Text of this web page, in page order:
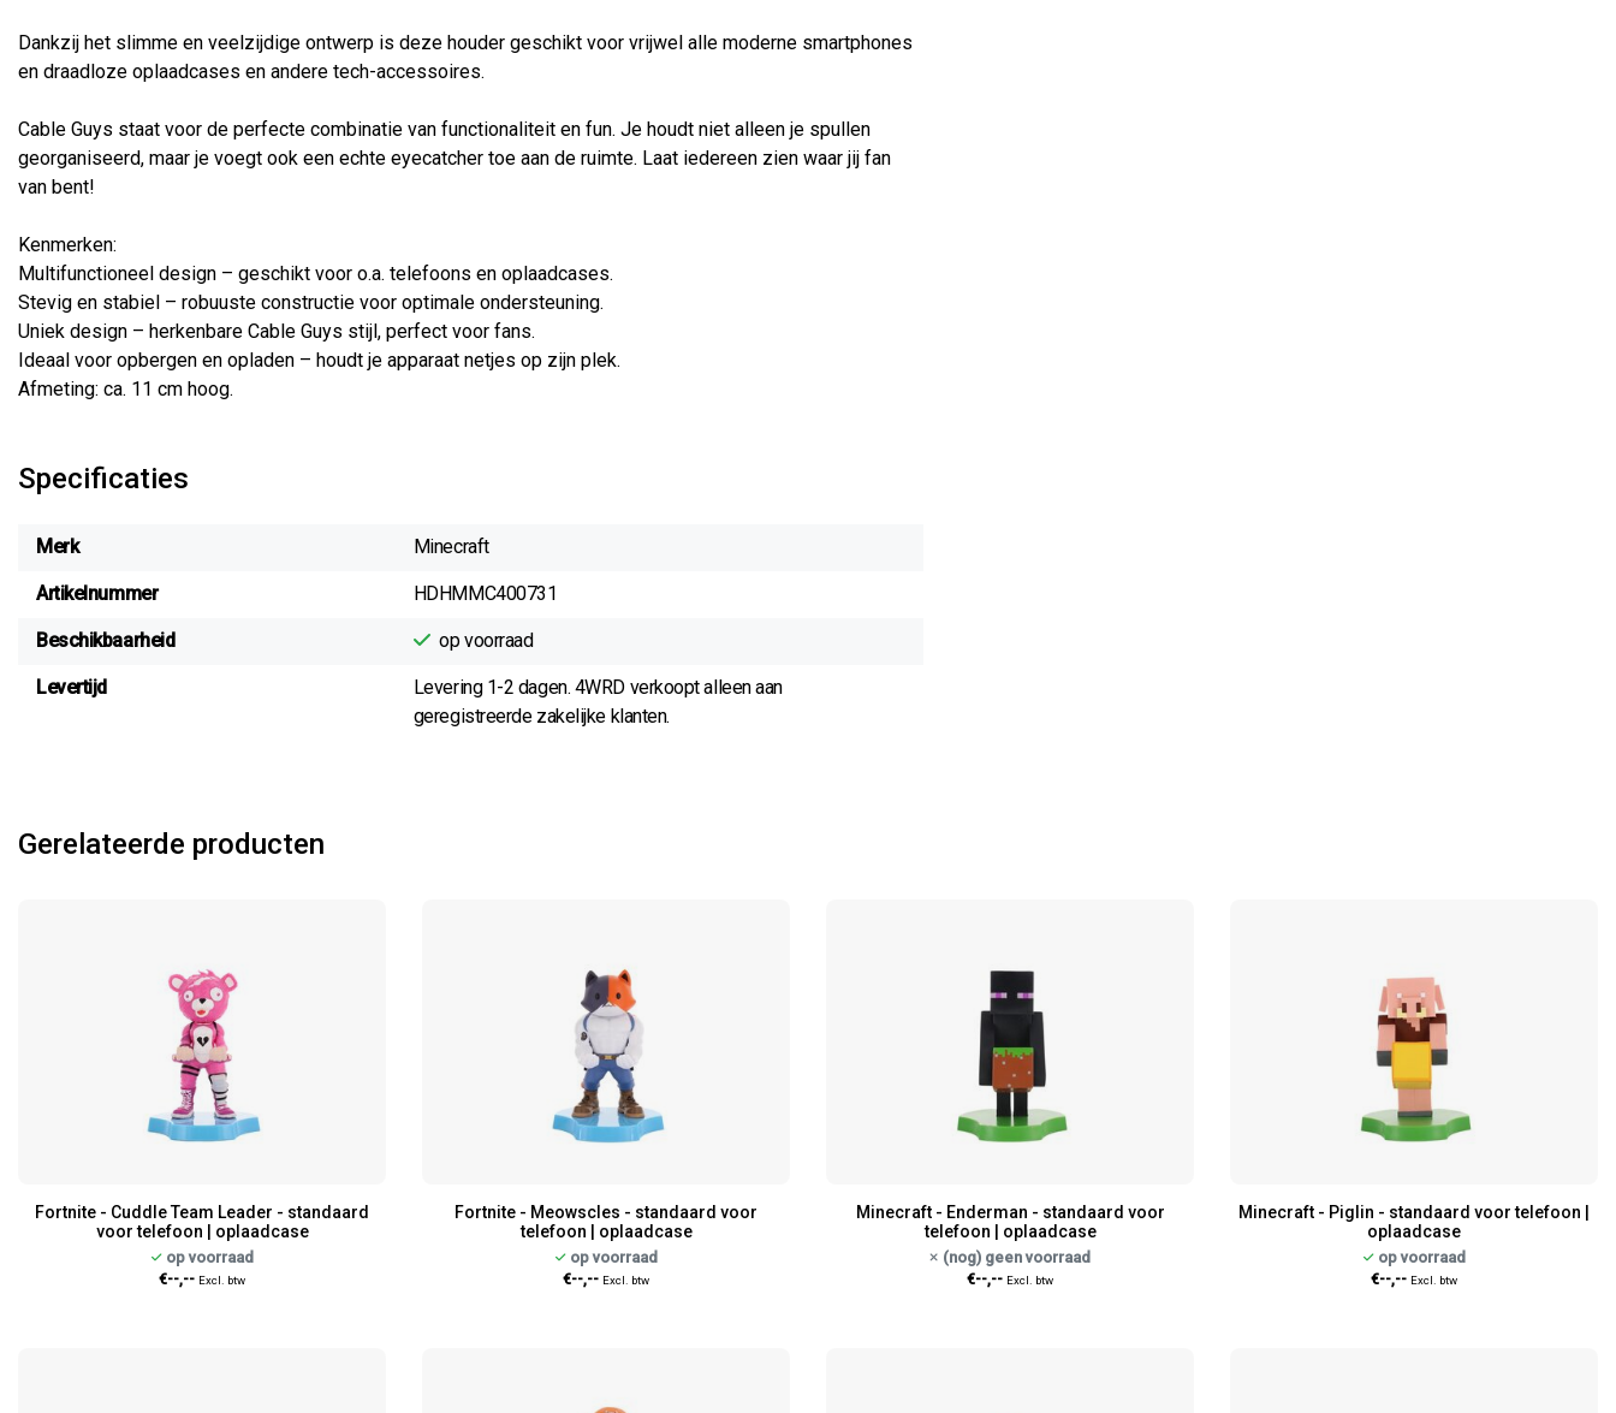
Dankzij het slimme en veelzijdige ontwerp is deze houder geschikt voor vrijwel alle moderne smartphones
en draadloze oplaadcases en andere tech-accessoires.
Cable Guys staat voor de perfecte combinatie van functionaliteit en fun. Je houdt niet alleen je spullen
georganiseerd, maar je voegt ook een echte eyecatcher toe aan de ruimte. Laat iedereen zien waar jij fan
van bent!
Kenmerken:
Multifunctioneel design – geschikt voor o.a. telefoons en oplaadcases.
Stevig en stabiel – robuuste constructie voor optimale ondersteuning.
Uniek design – herkenbare Cable Guys stijl, perfect voor fans.
Ideaal voor opbergen en opladen – houdt je apparaat netjes op zijn plek.
Afmeting: ca. 11 cm hoog.
Specificaties
Merk Minecraft
Artikelnummer HDHMMC400731
Beschikbaarheid op voorraad
Levertijd
Levering 1-2 dagen. 4WRD verkoopt alleen aan
geregistreerde zakelijke klanten.
Gerelateerde producten
Fortnite - Cuddle Team Leader - standaard
voor telefoon | oplaadcase
op voorraad
€--,-- Excl. btw
Fortnite - Meowscles - standaard voor
telefoon | oplaadcase
op voorraad
€--,-- Excl. btw
Minecraft - Enderman - standaard voor
telefoon | oplaadcase
(nog) geen voorraad
€--,-- Excl. btw
Minecraft - Piglin - standaard voor telefoon |
oplaadcase
op voorraad
€--,-- Excl. btw